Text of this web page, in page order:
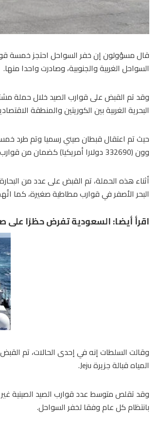
قال مسؤولون إن خفر السواحل احتجز خمسة
السواحل الغربية والجنوبية، وصادرت واحدا منها.
وقد تم القبض على قوارب الصيد خلال حملة
البحرية الغربية بين الكوريتين والمنطقة الاقتصادية
حيث تم اعتقال قبطان صيني رسميا وتم طرد خمسة من
وون (332690 دولارا أمريكيا) كضمان من قوارب الصيد التي تم الاستيلاء عليها.
أثناء هذه الحملة، تم القبض على عدد من
البحر الأصفر في قوارب مطاطية صغيرة، كما
اقرأ أيضا:السعودية تفرض حظرًا على
المياه قبالة جزيرة Jeju.
بانتظام كل عام وفقا لخفر السواحل.